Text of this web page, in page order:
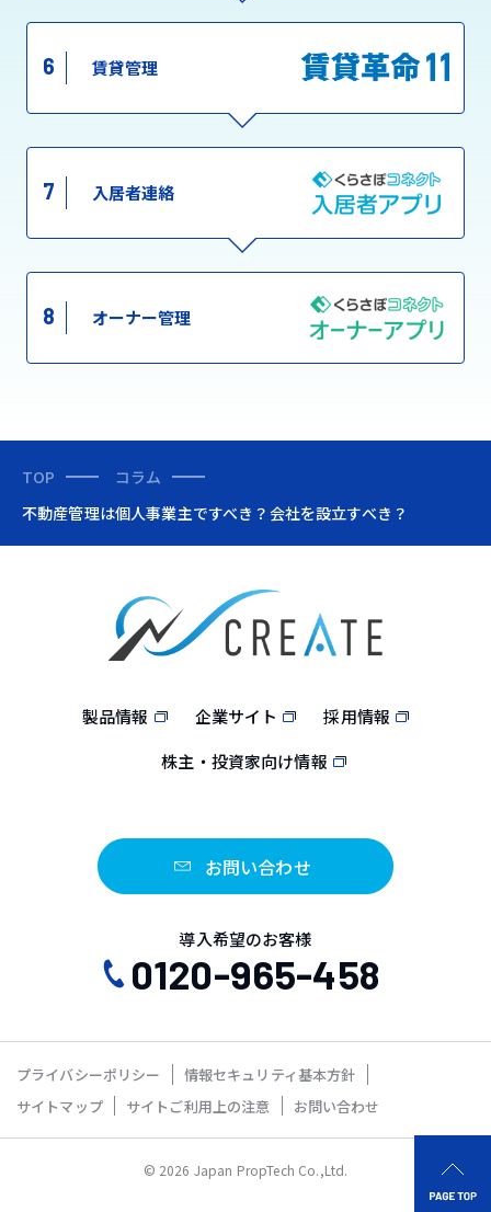
6 賃貸管理
7 入居者連絡
8 オーナー管理
TOP
コラム
不動産管理は個人事業主ですべき？会社を設立すべき？
製品情報 企業サイト
採用情報
株主・投資家向け情報
お問い合わせ
導入希望のお客様
0120-965-458
プライバシーポリシー
情報セキュリティ基本方針
サイトマップ
サイトご利用上の注意 お問い合わせ
© 2026 Japan PropTech Co.,Ltd.